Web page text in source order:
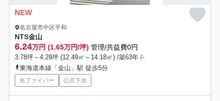
NEW
名古屋市中区平和
NTS金山
6.24万円 (1.65万円/坪) 管理/共益費0円
3.78坪～4.29坪 (12.49㎡～14.18㎡) /築63年 /-
東海道本線「金山」駅 徒歩5分
光ファイバー 公共下水